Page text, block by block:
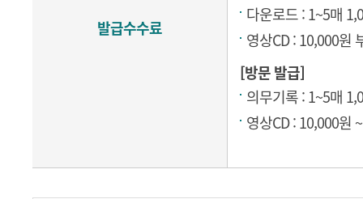
발급수수료
다운로드 : 1~5매
영상CD : 10,000원
[방문 발급]
의무기록 : 1~5매
영상CD : 10,000원